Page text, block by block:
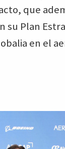
que
su Plan
en el